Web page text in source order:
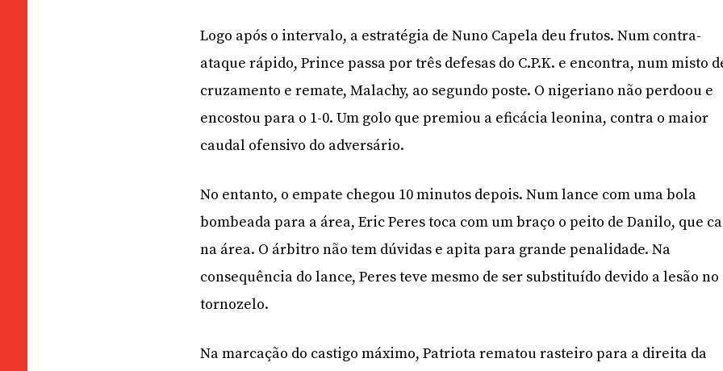
Logo após o intervalo, a estratégia de Nuno Capela deu frutos. Num contra-
ataque rápido, Prince passa por três defesas do C.P.K. e encontra, num misto
cruzamento e remate, Malachy, ao segundo poste. O nigeriano não perdoou e
encostou para o 1-0. Um golo que premiou a eficácia leonina, contra o maior
caudal ofensivo do adversário.
No entanto, o empate chegou 10 minutos depois. Num lance com uma bola
bombeada para a área, Eric Peres toca com um braço o peito de Danilo, que
na área. O árbitro não tem dúvidas e apita para grande penalidade. Na
consequência do lance, Peres teve mesmo de ser substituído devido a lesão no
tornozelo.
Na marcação do castigo máximo, Patriota rematou rasteiro para a direita da